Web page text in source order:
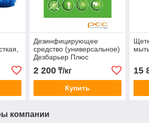
Дезинфицирующее
средство (универсальное)
Дезбарьер Плюс
2 200₸/кг
Купить
15
компании